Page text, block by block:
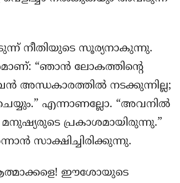
നീതിയുടെ സൂര്യനാകുന്നു.
“ഞാന്‍ ലോകത്തിന്‍റെ
അന്ധകാരത്തില്‍ നടക്കുന്നില്ല;
എന്നാണല്ലോ. “അവനില്‍
പ്രകാശമായിരുന്നു.”
സാക്ഷിച്ചിരിക്കുന്നു.
ഈശോയുടെ